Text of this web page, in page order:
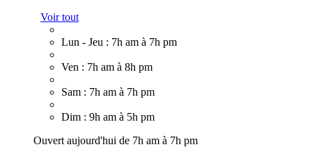
Voir tout
Lun - Jeu : 7h am à 7h pm
Ven : 7h am à 8h pm
Sam : 7h am à 7h pm
Dim : 9h am à 5h pm
Ouvert aujourd'hui de 7h am à 7h pm